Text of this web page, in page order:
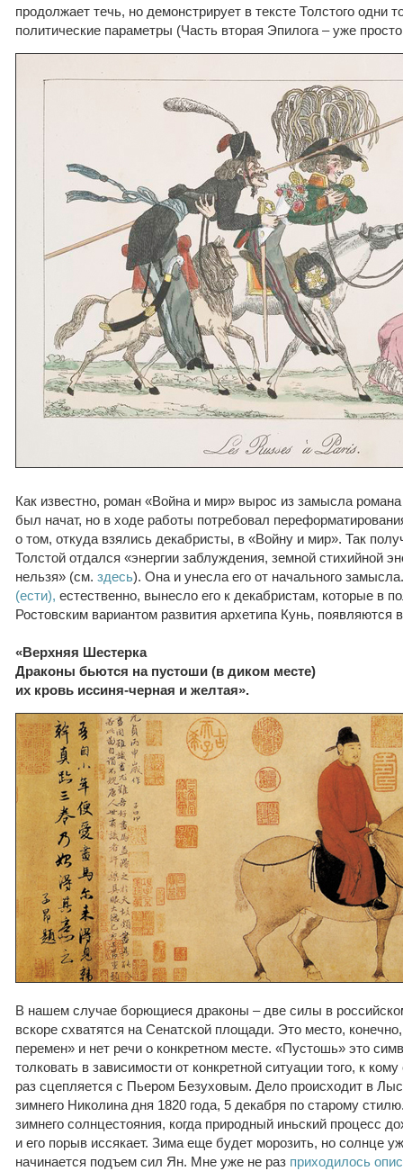
продолжает течь, но демонстрирует в тексте Толстого одни
политические параметры (Часть вторая Эпилога – уже
Как известно, роман «Война и мир» вырос из замысла
был начат, но в ходе работы потребовал
о том, откуда взялись декабристы, в «Войну и мир». Так
Толстой отдался «энергии заблуждения, земной стихийной
нельзя» (см. здесь). Она и унесла его от начального
(ести), естественно, вынесло его к декабристам, которые в
Ростовским вариантом развития архетипа Кунь, появляются
«Верхняя Шестерка
Драконы бьются на пустоши (в диком месте)
их кровь иссиня-черная и желтая».
В нашем случае борющиеся драконы – две силы в
вскоре схватятся на Сенатской площади. Это место,
перемен» и нет речи о конкретном месте. «Пустошь» это
толковать в зависимости от конкретной ситуации того, к
раз сцепляется с Пьером Безуховым. Дело происходит в
зимнего Николина дня 1820 года, 5 декабря по старому
зимнего солнцестояния, когда природный иньский процесс
и его порыв иссякает. Зима еще будет морозить, но солнце
начинается подъем сил Ян. Мне уже не раз приходилось